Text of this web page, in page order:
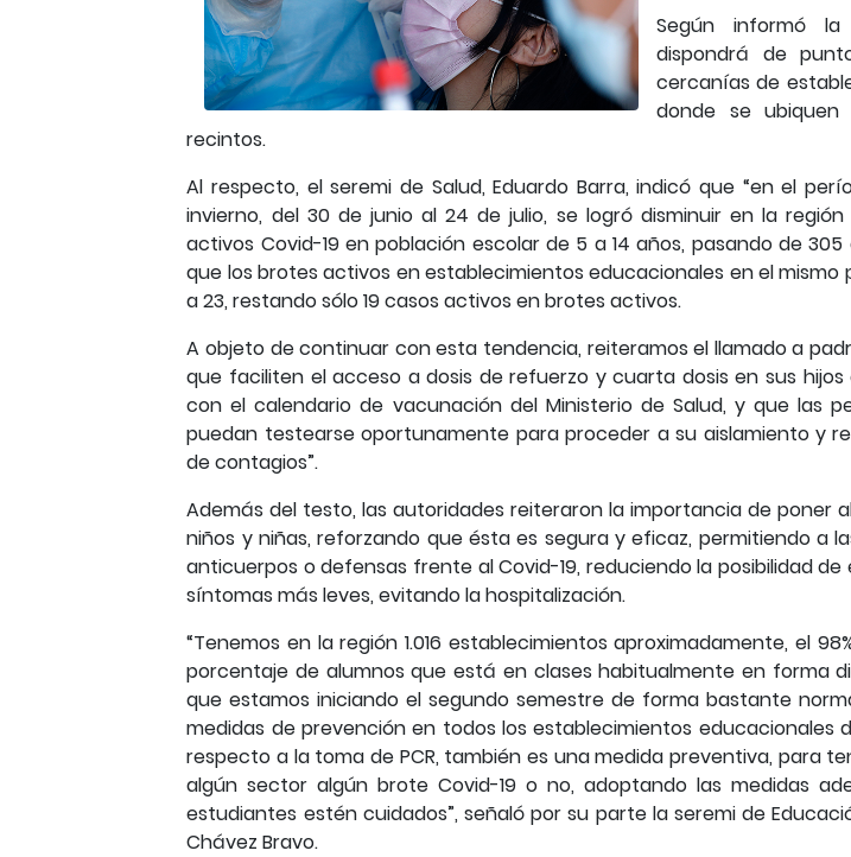
Según informó la
dispondrá de
cercanías de
donde se
recintos.
Al respecto, el seremi de Salud, Eduardo Barra, indicó que “en el
invierno, del 30 de junio al 24 de julio, se logró disminuir en la
activos Covid-19 en población escolar de 5 a 14 años, pasando de
que los brotes activos en establecimientos educacionales en el mismo
a 23, restando sólo 19 casos activos en brotes activos.
A objeto de continuar con esta tendencia, reiteramos el llamado a
que faciliten el acceso a dosis de refuerzo y cuarta dosis en sus hijos
con el calendario de vacunación del Ministerio de Salud, y que las
puedan testearse oportunamente para proceder a su aislamiento y
de contagios”.
Además del testo, las autoridades reiteraron la importancia de poner
niños y niñas, reforzando que ésta es segura y eficaz, permitiendo a
anticuerpos o defensas frente al Covid-19, reduciendo la posibilidad
síntomas más leves, evitando la hospitalización.
“Tenemos en la región 1.016 establecimientos aproximadamente, el
porcentaje de alumnos que está en clases habitualmente en forma
que estamos iniciando el segundo semestre de forma bastante
medidas de prevención en todos los establecimientos educacionales
respecto a la toma de PCR, también es una medida preventiva, para
algún sector algún brote Covid-19 o no, adoptando las medidas
estudiantes estén cuidados”, señaló por su parte la seremi de
Chávez Bravo.